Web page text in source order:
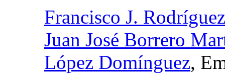
Francisco J.
Juan José Borrero
López Domínguez,